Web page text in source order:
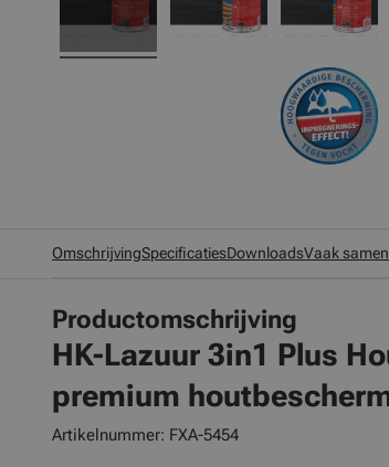
OmschrijvingSpecificatiesDownloadsVaak
Productomschrijving
HK-Lazuur 3in1 Plus
premium
Artikelnummer: FXA-5454